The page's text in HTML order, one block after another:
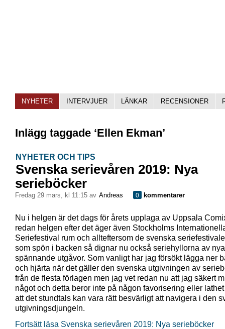
NYHETER INTERVJUER LÄNKAR RECENSIONER
Inlägg taggade ‘Ellen Ekman’
NYHETER OCH TIPS
Svenska serievåren 2019: Nya
serieböcker
fredag 29 mars, kl 11:15 av Andreas 0 kommentarer
Nu i helgen är det dags för årets upplaga av Uppsala
redan helgen efter det äger även Stockholms
Seriefestival rum och allteftersom de svenska
som spön i backen så dignar nu också seriehyllorna av nya
spännande utgåvor. Som vanligt har jag försökt lägga ner
och hjärta när det gäller den svenska utgivningen av
från de flesta förlagen men jag vet redan nu att jag säkert
något och detta beror inte på någon favorisering eller
att det stundtals kan vara rätt besvärligt att navigera i den
utgivningsdjungeln.
Fortsätt läsa Svenska serievåren 2019: Nya serieböcker